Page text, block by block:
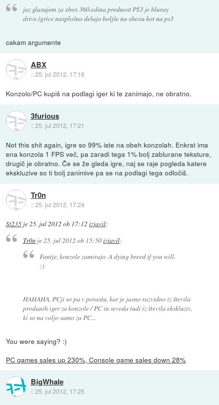
jaz glasujem za xbox 360.edina prednost PS3 je bluray
drive.igrice nasplošno delajo boljše na xboxu kot na ps3
cakam argumente
ABX
::25. jul 2012, 17:16
Konzolo/PC kupiš na podlagi iger ki te zanimajo, ne obratno.
3furious
::25. jul 2012, 17:21
Not this shit again, igre so 99% iste na obeh konzolah. Enkrat ima
ena konzola 1 FPS več, pa zaradi tega 1% bolj zablurane teksture,
drugič je obratno. Če se že gleda igre, naj se raje pogleda katere
ekskluzive so ti bolj zanimive pa se na podlagi tega odločiš.
Tr0n
::25. jul 2012, 17:24
St235 je25. jul 2012 ob 17:12 izjavil:
Tr0nje25. jul 2012 ob 15:50izjavil:
Fantje, konzole zamirajo. A dying breed if you will.
:)
HAHAHA, PCji so pa v porastu, kar je jasno razvidno iz števila
prodanih iger za konzole / PC in seveda tudi iz števila ekskluziv,
ki so na voljo samo za PC...
You were saying? :)
PC games sales up 230%, Console game sales down 28%
BigWhale
::25. jul 2012, 17:25